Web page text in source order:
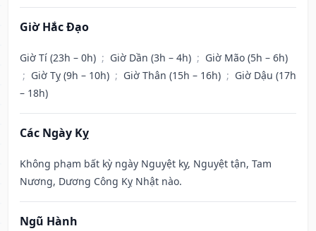
Giờ Hắc Đạo
Giờ Tí (23h – 0h) ; Giờ Dần (3h – 4h) ; Giờ Mão (5h – 6h)
; Giờ Tỵ (9h – 10h) ; Giờ Thân (15h – 16h) ; Giờ Dậu (17h
– 18h)
Các Ngày Kỵ
Không phạm bất kỳ ngày Nguyệt kỵ, Nguyệt tận, Tam
Nương, Dương Công Kỵ Nhật nào.
Ngũ Hành